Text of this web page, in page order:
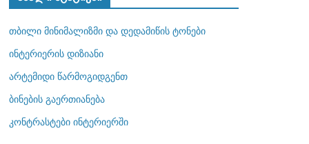
ო
რ
ბ
ი
თბილი მინიმალიზმი და დედამიწის ტონები
ინტერიერის დიზიანი
არტემიდი წარმოგიდგენთ
ბინების გაერთიანება
კონტრასტები ინტერიერში